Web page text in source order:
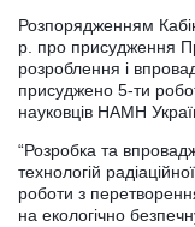
Розпорядженням
р. про присудження
розроблення і
присуджено 5-ти
науковців НАМН
“Розробка та
технологій
роботи з
на екологічно